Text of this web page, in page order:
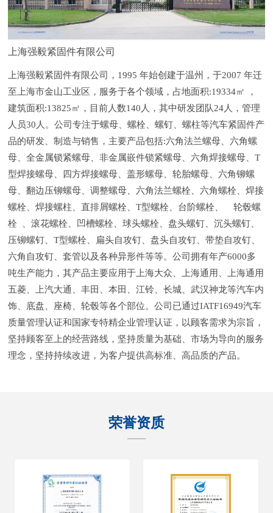
上海强毅紧固件有限公司
上海强毅紧固件有限公司，1995 年始创建于温州，于2007 年迁
至上海市金山工业区，服务于各个领域，占地面积:19334㎡ ，
建筑面积:13825㎡，目前人数140人，其中研发团队24人，管理
人员30人。公司专注于螺母、螺栓、螺钉、螺柱等汽车紧固件产
品的研发、制造与销售，主要产品包括:六角法兰螺母、六角螺
母、全金属锁紧螺母、非金属嵌件锁紧螺母、六角焊接螺母、T
型焊接螺母、四方焊接螺母、盖形螺母、轮胎螺母、六角铆螺
母、翻边压铆螺母、调整螺母、六角法兰螺栓、六角螺栓、焊接
螺栓、焊接螺柱、直排屑螺栓、T型螺栓、台阶螺栓、 轮毂螺
栓 、滚花螺栓、凹槽螺栓、球头螺栓、盘头螺钉、沉头螺钉、
压铆螺钉、T型螺栓、扁头自攻钉、盘头自攻钉、带垫自攻钉、
六角自攻钉、套管以及各种异形件等等。公司拥有年产6000多
吨生产能力，其产品主要应用于上海大众、上海通用、上海通用
五菱、上汽大通、丰田、本田、江铃、长城、武汉神龙等汽车内
饰、底盘、座椅、轮毂等各个部位。公司已通过IATF16949汽车
质量管理认证和国家专特精企业管理认证，以顾客需求为宗旨，
坚持顾客至上的经营路线，坚持质量为基础、市场为导向的服务
理念，坚持持续改进，为客户提供高标准、高品质的产品。
荣誉资质